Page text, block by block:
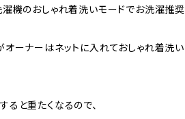
濯機のおしゃれ着洗いモードでお洗濯推奨
オーナーはネットに入れておしゃれ着洗い
と重たくなるので、